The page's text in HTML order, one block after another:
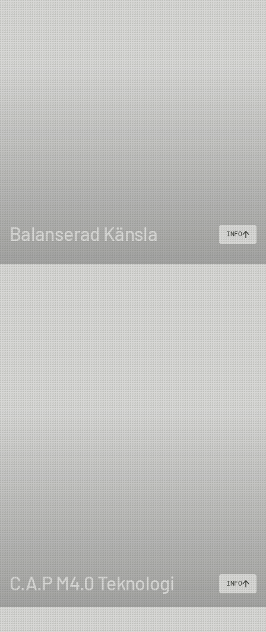
Balanserad Känsla INFO
C.A.P M4.0 Teknologi INFO